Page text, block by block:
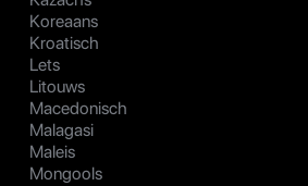
Koreaans
Kroatisch
Lets
Litouws
Macedonisch
Malagasi
Maleis
Mongools